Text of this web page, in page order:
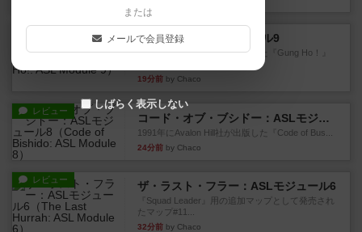
ガンホー：ASLモジュール9
1992年にAvalon Hill社が出版した『Gung Ho！』
19分前 by Chaco
レビュー
コード・オブ・ブシドー：ASLモジュール8
1991年にAvalon Hill社が出版した『Code of Bus...
24分前 by Chaco
レビュー ザ・ラスト・フラー：ASLモジュール6
『Squad Leader』用の追加マップとして発売され
たマップ#11...
32分前 by Chaco
または
メールで会員登録
しばらく表示しない